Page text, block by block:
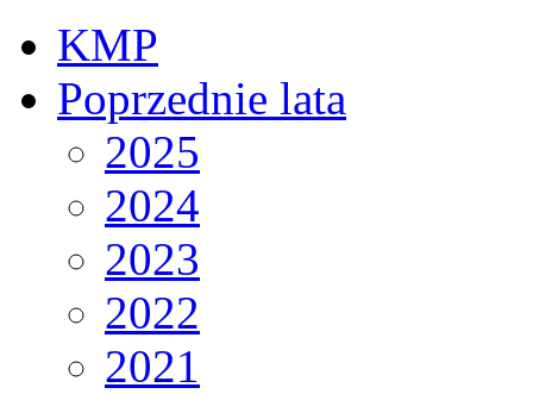
KMP
Poprzednie lata
2025
2024
2023
2022
2021